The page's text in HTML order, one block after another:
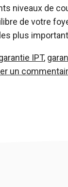
niveaux de
de votre
plus
IPT,
un